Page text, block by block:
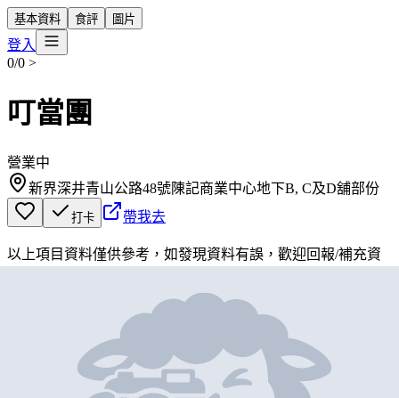
基本資料 食評 圖片
登入
0/0 >
叮當團
營業中
新界深井青山公路48號陳記商業中心地下B, C及D舖部份
打卡 帶我去
以上項目資料僅供參考，如發現資料有誤，歡迎回報/補充資